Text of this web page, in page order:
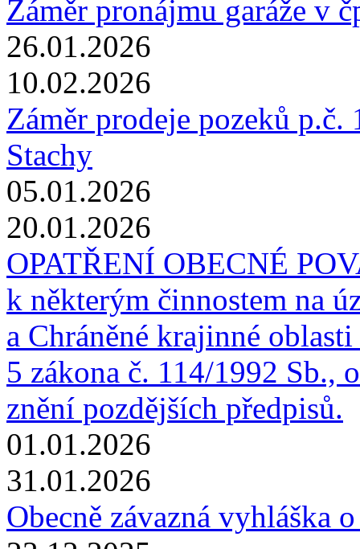
Záměr pronájmu garáže v
26.01.2026
10.02.2026
Záměr prodeje pozeků
Stachy
05.01.2026
20.01.2026
OPATŘENÍ OBECNÉ
k některým činnostem na
a Chráněné krajinné
5 zákona č. 114/1992 Sb.,
znění pozdějších předpisů.
01.01.2026
31.01.2026
Obecně závazná vyhláška